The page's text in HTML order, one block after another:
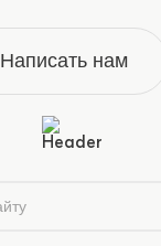
Написать нам